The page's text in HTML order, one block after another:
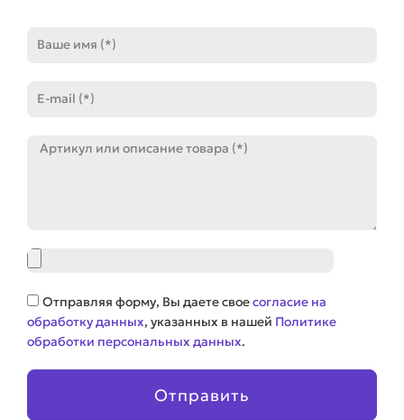
mail
Артикул
Файл
Соглашение
Отправляя форму, Вы даете своесогласие на
обработку данных, указанных в нашей Политике
обработки персональных данных.
Отправить